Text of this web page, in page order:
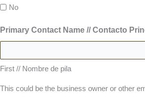
No
Primary Contact Name // Contacto
First // Nombre de pila
This could be the business owner or other